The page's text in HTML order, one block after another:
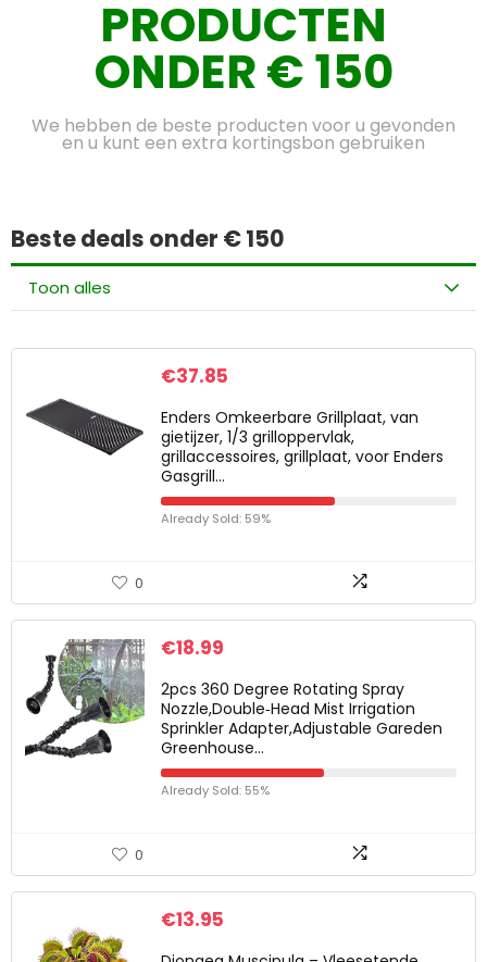
PRODUCTEN
ONDER € 150
We hebben de beste producten voor u gevonden
en u kunt een extra kortingsbon gebruiken
Beste deals onder € 150
Toon alles
€37.85
Enders Omkeerbare Grillplaat, van
gietijzer, 1/3 grilloppervlak,
grillaccessoires, grillplaat, voor Enders
Gasgrill…
Already Sold: 59%
0
€18.99
2pcs 360 Degree Rotating Spray
Nozzle,Double‑Head Mist Irrigation
Sprinkler Adapter,Adjustable Gareden
Greenhouse…
Already Sold: 55%
0
€13.95